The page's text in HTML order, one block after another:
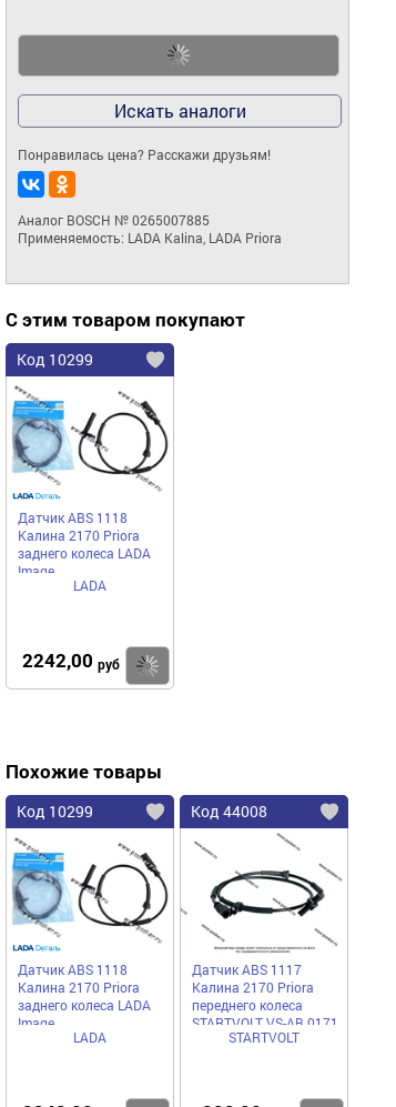
Искать аналоги
Понравилась цена? Расскажи друзьям!
Аналог BOSCH № 0265007885
Применяемость: LADA Kalina, LADA Priora
С этим товаром покупают
Код 10299
Датчик ABS 1118
Калина 2170 Priora
заднего колеса LADA
Image
LADA
2242,00 руб
Похожие товары
Код 10299
Датчик ABS 1118
Калина 2170 Priora
заднего колеса LADA
Image
LADA
Код 44008
Датчик ABS 1117
Калина 2170 Priora
переднего колеса
STARTVOLT VS-AB 0171
STARTVOLT